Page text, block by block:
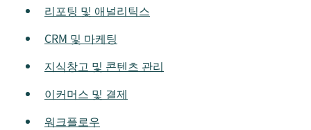
리포팅 및 애널리틱스
CRM 및 마케팅
지식창고 및 콘텐츠 관리
이커머스 및 결제
워크플로우